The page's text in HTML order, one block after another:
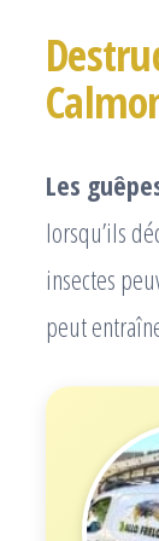
Les
lorsqu’ils
insectes
peut